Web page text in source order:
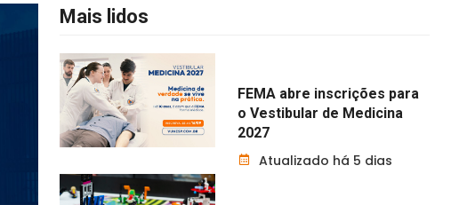
Mais lidos
FEMA abre inscrições para
o Vestibular de Medicina
2027
Atualizado há 5 dias